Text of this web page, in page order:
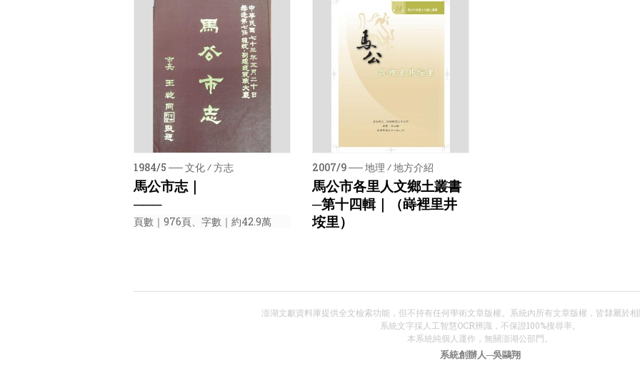
1984/5 ── 文化 ⁄ 方志
馬公市志｜
───
頁數｜976頁、字數｜約42.9萬
2007/9 ── 地理 ⁄ 地方介紹
馬公市各里人文鄉土叢書
─第十四輯｜（嵵裡里井
垵里）
澎湖文獻資料庫提供全文檢索功能，但不持有任何學術文章版權。系統內所有文章版權，皆隸屬於相
系統文字採人工智慧OCR辨識，不保證100%搜尋率。
本系統純個人運作，無關澎湖公部門。
系統創辦人─吳鷗翔